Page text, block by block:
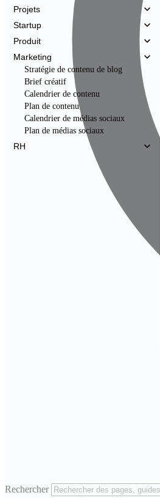
Rechercher
Projets
Startup
Produit
Marketing
Stratégie de contenu de blog
Brief créatif
Calendrier de contenu
Plan de contenu
Calendrier de médias sociaux
Plan de médias sociaux
RH